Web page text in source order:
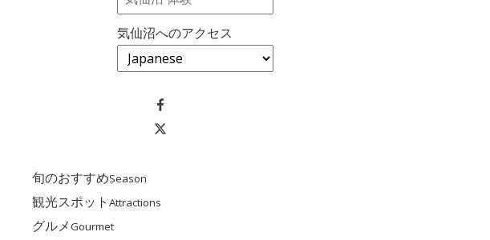
気仙沼へのアクセス
旬のおすすめSeason
観光スポット Attractions
グルメGourmet